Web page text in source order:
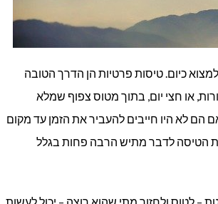
כיום. טיסות פרטיות הן הדרך הטובה
או חצי יום, בתוך מטוס צפוף שמלא
לא היו חייבים להעביר את הזמן עד מקום
הטיסה לדבר מתיש הרבה פחות בגלל